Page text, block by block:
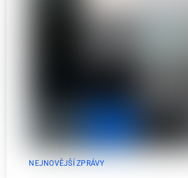
NEJNOVĚJŠÍ ZPRÁVY